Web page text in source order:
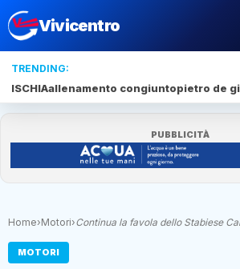
Vivicentro
TRENDING:
ISCHIAallenamento congiuntopietro de
PUBBLICITÀ
Home›Motori›Continua la favola dello Stabiese
MOTORI